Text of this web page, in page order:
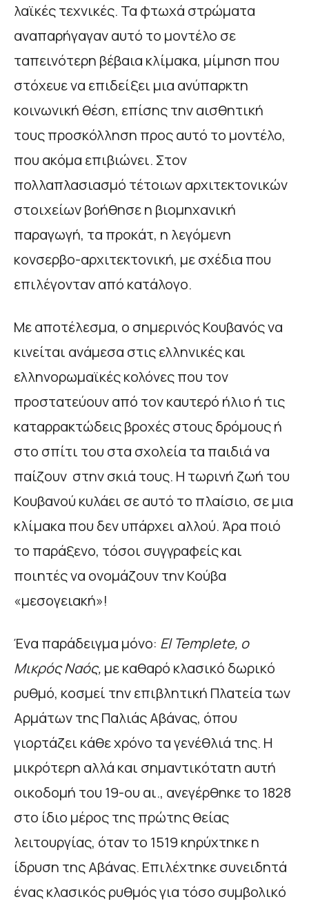
λαϊκές τεχνικές. Τα φτωχά στρώματα
αναπαρήγαγαν αυτό το μοντέλο σε
ταπεινότερη βέβαια κλίμακα, μίμηση που
στόχευε να επιδείξει μια ανύπαρκτη
κοινωνική θέση, επίσης την αισθητική
τους προσκόλληση προς αυτό το μοντέλο,
που ακόμα επιβιώνει. Στον
πολλαπλασιασμό τέτοιων αρχιτεκτονικών
στοιχείων βοήθησε η βιομηχανική
παραγωγή, τα προκάτ, η λεγόμενη
κονσερβο-αρχιτεκτονική, με σχέδια που
επιλέγονταν από κατάλογο.
Με αποτέλεσμα, ο σημερινός Κουβανός να
κινείται ανάμεσα στις ελληνικές και
ελληνορωμαϊκές κολόνες που τον
προστατεύουν από τον καυτερό ήλιο ή τις
καταρρακτώδεις βροχές στους δρόμους ή
στο σπίτι του στα σχολεία τα παιδιά να
παίζουν στην σκιά τους. Η τωρινή ζωή του
Κουβανού κυλάει σε αυτό το πλαίσιο, σε μια
κλίμακα που δεν υπάρχει αλλού. Άρα ποιό
το παράξενο, τόσοι συγγραφείς και
ποιητές να ονομάζουν την Κούβα
«μεσογειακή»!
Ένα παράδειγμα μόνο: El Templete, ο
Μικρός Ναός, με καθαρό κλασικό δωρικό
ρυθμό, κοσμεί την επιβλητική Πλατεία των
Αρμάτων της Παλιάς Αβάνας, όπου
γιορτάζει κάθε χρόνο τα γενέθλιά της. Η
μικρότερη αλλά και σημαντικότατη αυτή
οικοδομή του 19-ου αι., ανεγέρθηκε το 1828
στο ίδιο μέρος της πρώτης θείας
λειτουργίας, όταν το 1519 κηρύχτηκε η
ίδρυση της Αβάνας. Επιλέχτηκε συνειδητά
ένας κλασικός ρυθμός για τόσο συμβολικό